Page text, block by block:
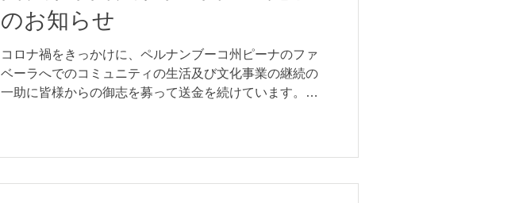
のお知らせ
コロナ禍をきっかけに、ペルナンブーコ州ピーナのファ
ベーラへでのコミュニティの生活及び文化事業の継続の
一助に皆様からの御志を募って送金を続けています。本